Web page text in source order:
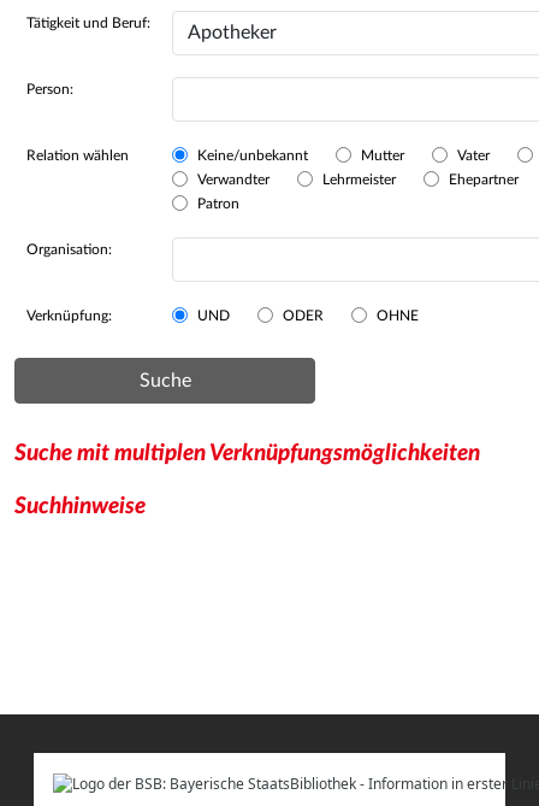
Tätigkeit und Beruf:
Person:
Relation wählen Keine/unbekannt Mutter
Vater
Verwandter
Lehrmeister
Ehepartner
Patron
Organisation:
Verknüpfung: UND ODER OHNE
Suche
Suche mit multiplen Verknüpfungsmöglichkeiten
Suchhinweise